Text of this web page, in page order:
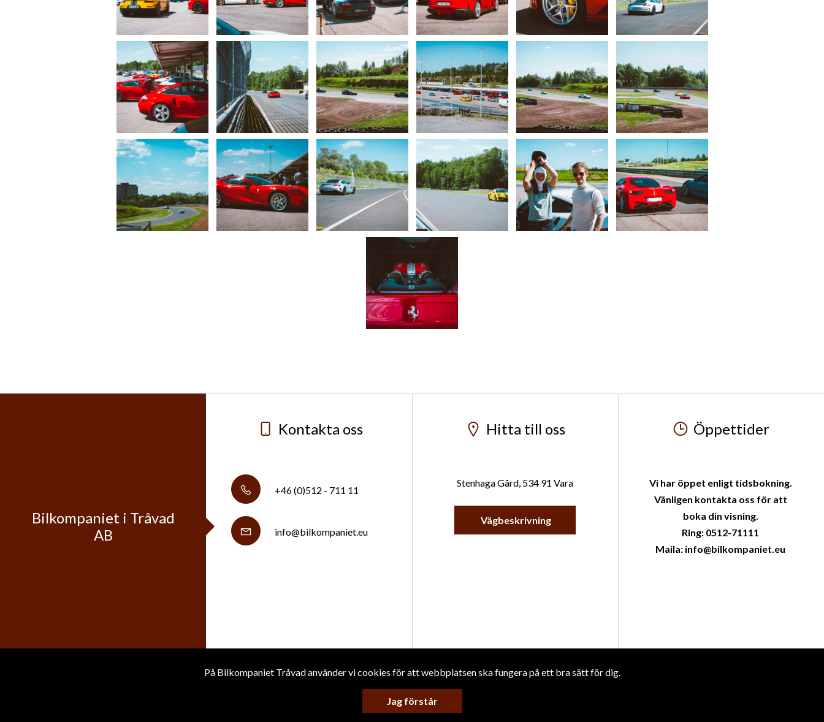
På Bilkompaniet Tråvad använder vi cookies för att webbplatsen ska fungera på ett bra sätt för dig.
Jag förstår
Bilkompaniet i Tråvad
AB
Kontakta oss
+46 (0)512 - 711 11
info@bilkompaniet.eu
Hitta till oss
Stenhaga Gård, 534 91 Vara
Vägbeskrivning
Öppettider
Vi har öppet enligt tidsbokning.
Vänligen kontakta oss för att
boka din visning.
Ring: 0512-71111
Maila: info@bilkompaniet.eu